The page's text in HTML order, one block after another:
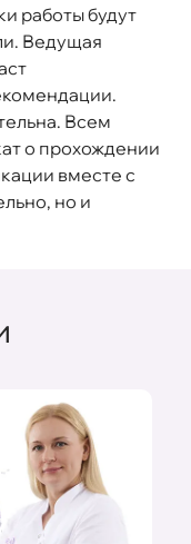
работы будут
Ведущая
Всем
о прохождении
вместе с
но и